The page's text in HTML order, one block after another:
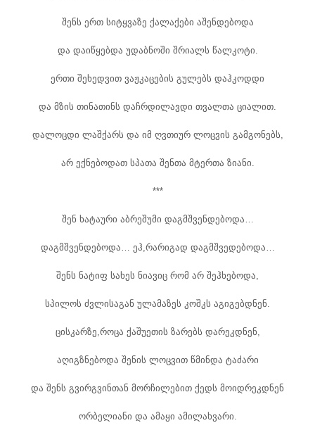
შენს ერთ სიტყვაზე ქალაქები აშენდებოდა
და დაიწყებდა უდაბნოში შრიალს წალკოტი.
ერთი შეხედვით ვაჟკაცების გულებს დაჰკოდდი
და მზის თინათინს დაჩრდილავდი თვალთა ციალით.
დალოცდი ლაშქარს და იმ ღვთიურ ლოცვის გამგონებს,
არ ექნებოდათ სპათა შენთა მტერთა ზიანი.
***
შენ ხატაური აბრეშუმი დაგმშვენდებოდა…
დაგმშვენდებოდა… ეჰ,რარიგად დაგმშვედებოდა…
შენს ნატიფ სახეს ნიავიც რომ არ შეჰხებოდა,
სპილოს ძვლისაგან ულამაზეს კოშკს აგიგებდნენ.
ცისკარზე,როცა ქაშუეთის ზარებს დარეკდნენ,
აღიგზნებოდა შენის ლოცვით წმინდა ტაძარი
და შენს გვირგვინთან მორჩილებით ქედს მოიდრეკდნენ
ორბელიანი და ამაყი ამილახვარი.